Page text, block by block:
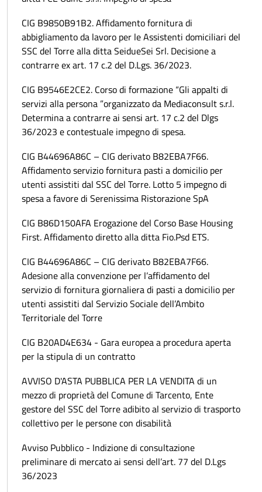
CIG B9850B91B2. Affidamento fornitura di
abbigliamento da lavoro per le Assistenti domiciliari del
SSC del Torre alla ditta SeidueSei Srl. Decisione a
contrarre ex art. 17 c.2 del D.Lgs. 36/2023.
CIG B9546E2CE2. Corso di formazione “Gli appalti di
servizi alla persona ”organizzato da Mediaconsult s.r.l.
Determina a contrarre ai sensi art. 17 c.2 del Dlgs
36/2023 e contestuale impegno di spesa.
CIG B44696A86C – CIG derivato B82EBA7F66.
Affidamento servizio fornitura pasti a domicilio per
utenti assistiti dal SSC del Torre. Lotto 5 impegno di
spesa a favore di Serenissima Ristorazione SpA
CIG B86D150AFA Erogazione del Corso Base Housing
First. Affidamento diretto alla ditta Fio.Psd ETS.
CIG B44696A86C – CIG derivato B82EBA7F66.
Adesione alla convenzione per l’affidamento del
servizio di fornitura giornaliera di pasti a domicilio per
utenti assistiti dal Servizio Sociale dell’Ambito
Territoriale del Torre
CIG B20AD4E634 - Gara europea a procedura aperta
per la stipula di un contratto
AVVISO D'ASTA PUBBLICA PER LA VENDITA di un
mezzo di proprietà del Comune di Tarcento, Ente
gestore del SSC del Torre adibito al servizio di trasporto
collettivo per le persone con disabilità
Avviso Pubblico - Indizione di consultazione
preliminare di mercato ai sensi dell’art. 77 del D.Lgs
36/2023